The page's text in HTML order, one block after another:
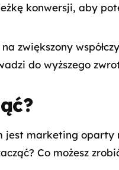
konwersji, aby
na zwiększony
do wyższego
jest marketing oparty
Co możesz